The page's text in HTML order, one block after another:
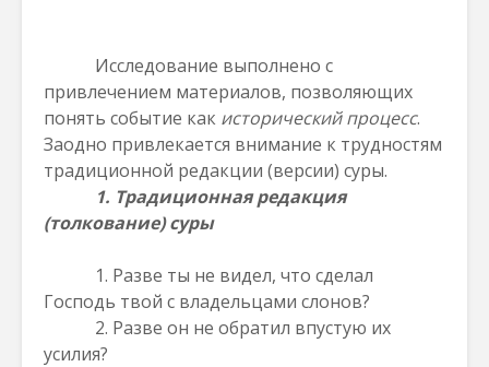
Исследование выполнено с
привлечением материалов, позволяющих
понять событие как исторический процесс.
Заодно привлекается внимание к трудностям
традиционной редакции (версии) суры.
1. Традиционная редакция
(толкование) суры
1. Разве ты не видел, что сделал
Господь твой с владельцами слонов?
2. Разве он не обратил впустую их
усилия?